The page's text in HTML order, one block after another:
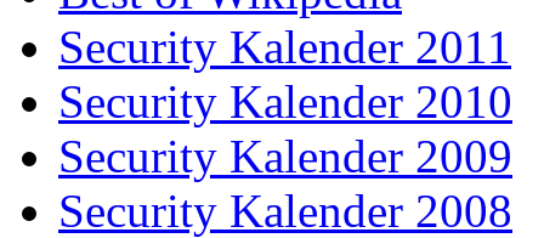
Security Kalender 2011
Security Kalender 2010
Security Kalender 2009
Security Kalender 2008